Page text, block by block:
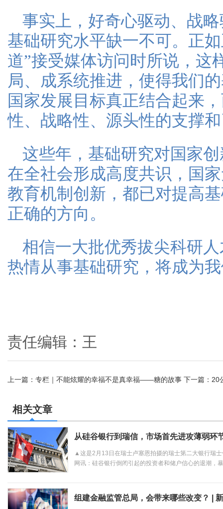
事实上，好奇心驱动、战
基础研究水平缺一不可。正
道”接受媒体访问时所说，这
局、成系统推进，使得我们
国家发展目标真正结合起来
性、战略性、源头性的支撑
这些年，基础研究对国家
在全社会形成高度共识，国
教育机制创新，都已对提高
正确的方向。
相信一大批优秀拔尖科研
热情从事基础研究，将成为
责任编辑：王
上一篇： 专栏｜不能炫耀的幸福不是真幸福——糖的故事 下一篇： 20
相关文章
从硅谷银行到瑞信，市场首先进攻薄弱环
▲这是2月13日在瑞士卢塞恩拍摄的瑞士第二大银行瑞
网讯：硅谷银行倒闭引起的投资者和储户信心的退潮，
组建金融监管总局，会带来哪些改变？ |